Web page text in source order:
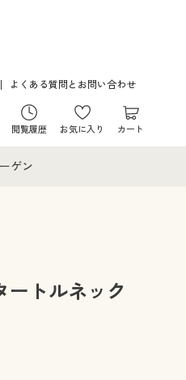
よくある質問とお問い合わせ
閲覧履歴 お気に入り カート
て
ス下着
ゲン
ートルネック